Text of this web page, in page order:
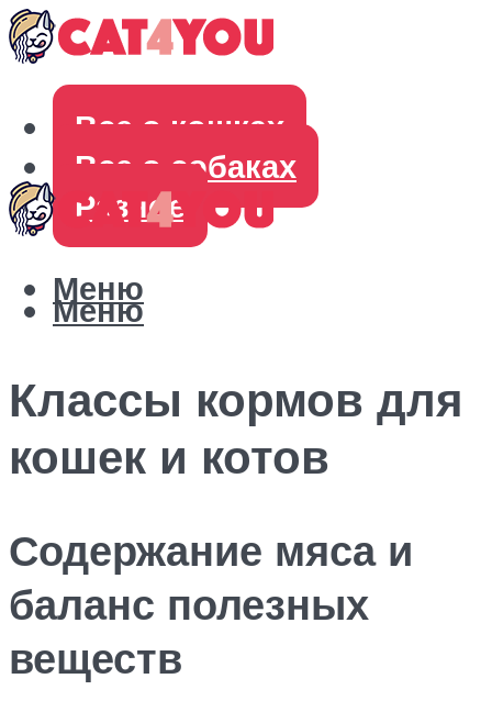
Все о кошках
Все о собаках
Разное
Меню
Меню
Классы кормов для
кошек и котов
Содержание мяса и
баланс полезных
веществ